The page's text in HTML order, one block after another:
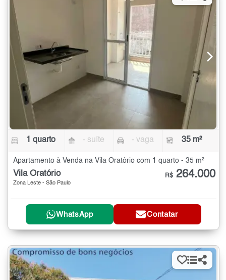
1 quarto - suíte - vaga 35 m²
Apartamento à Venda na Vila Oratório com 1 quarto - 35 m²
Vila Oratório
Zona Leste - São Paulo
R$ 264.000
WhatsApp Contatar